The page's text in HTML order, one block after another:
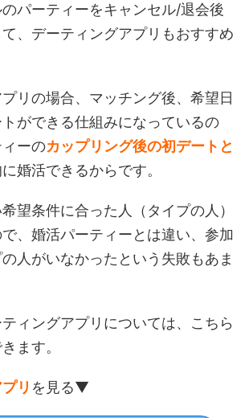
パーティーをキャンセル/退会後
、デーティングアプリもおすすめ
リの場合、マッチング後、希望日
ができる仕組みになっているの
ーのカップリング後の初デートと
婚活できるからです。
望条件に合った人（タイプの人）
、婚活パーティーとは違い、参加
人がいなかったという失敗もあま
ィングアプリについては、こちら
ます。
リ を見る▼